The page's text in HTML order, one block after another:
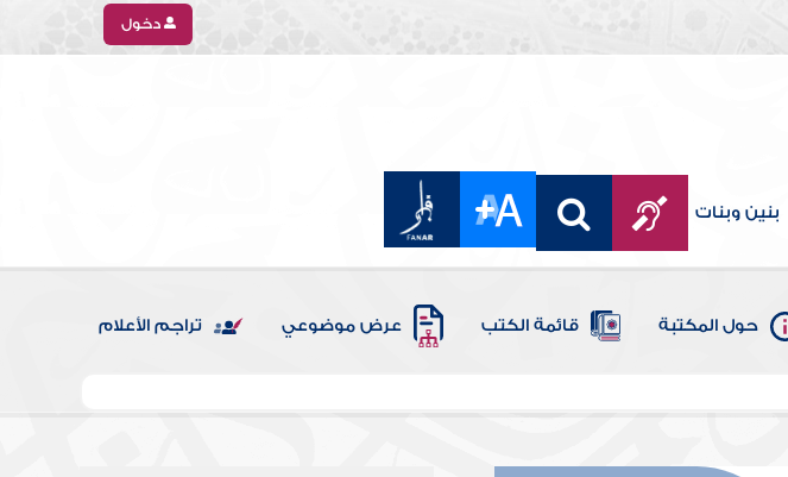
دخول
بنين وبنات
حول المكتبة قائمة الكتب عرض موضوعي تراجم الأعلام